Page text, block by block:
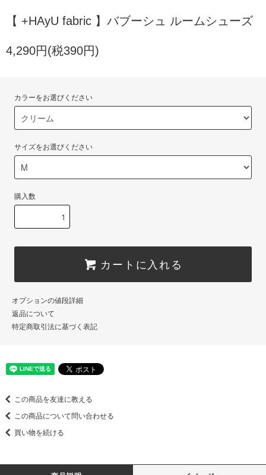
【 +HAyU fabric 】バブーシュ ルームシューズ
4,290円(税390円)
カラーをお選びください
サイズをお選びください
購入数
カートに入れる
オプションの値段詳細
返品について
特定商取引法に基づく表記
この商品を友達に教える
この商品について問い合わせる
買い物を続ける